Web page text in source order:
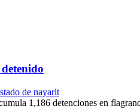
de nayarit
1,186 detenciones en